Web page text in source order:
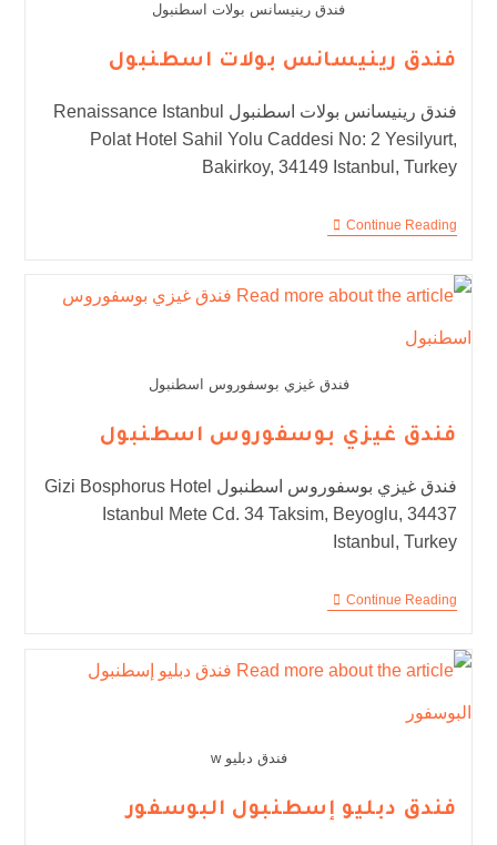
فندق رينيسانس بولات اسطنبول
فندق رينيسانس بولات اسطنبول
فندق رينيسانس بولات اسطنبول Renaissance Istanbul
Polat Hotel Sahil Yolu Caddesi No: 2 Yesilyurt,
Bakirkoy, 34149 Istanbul, Turkey
Continue Reading
فندق غيزي بوسفوروس اسطنبول
فندق غيزي بوسفوروس اسطنبول
فندق غيزي بوسفوروس اسطنبول Gizi Bosphorus Hotel
Istanbul Mete Cd. 34 Taksim, Beyoglu, 34437
Istanbul, Turkey
Continue Reading
فندق دبليو w
فندق دبليو إسطنبول البوسفور